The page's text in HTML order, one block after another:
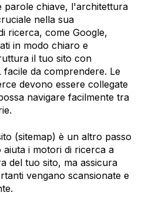
parole chiave, l'architettura
nella sua
ricerca, come Google,
in modo chiaro e
il tuo sito con
da comprendere. Le
devono essere collegate
navigare facilmente tra
(sitemap) è un altro passo
i motori di ricerca a
del tuo sito, ma assicura
vengano scansionate e